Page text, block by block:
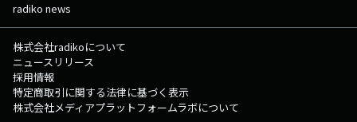
radiko news
株式会社radikoについて
ニュースリリース
採用情報
特定商取引に関する法律に基づく表示
株式会社メディアプラットフォームラボについて